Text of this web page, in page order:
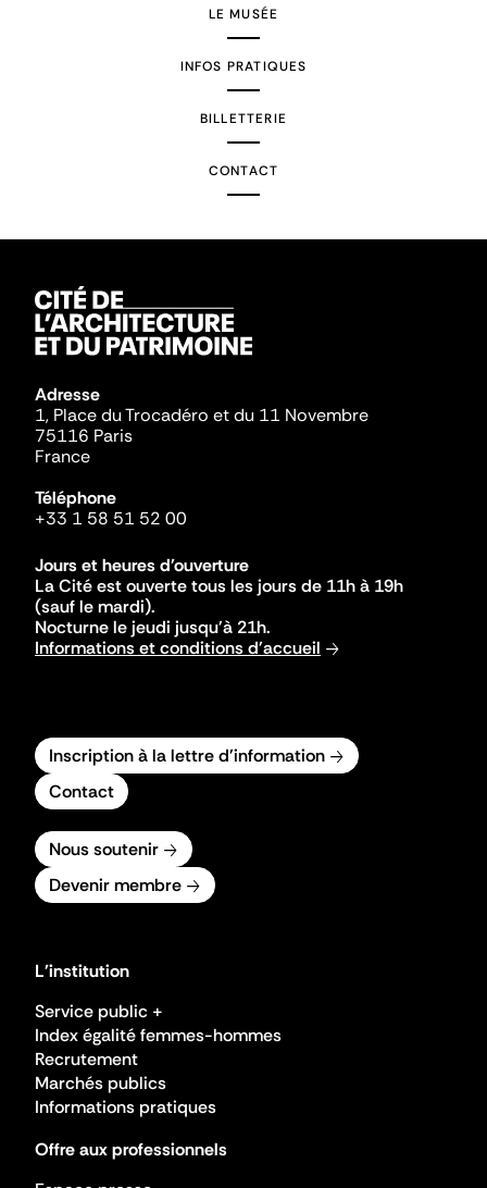
LE MUSÉE
INFOS PRATIQUES
BILLETTERIE
CONTACT
Adresse
1, Place du Trocadéro et du 11 Novembre
75116 Paris
France
Téléphone
+33 1 58 51 52 00
Jours et heures d'ouverture
La Cité est ouverte tous les jours de 11h à 19h
(sauf le mardi).
Nocturne le jeudi jusqu'à 21h.
Informations et conditions d'accueil
Inscription à la lettre d'information
Contact
Nous soutenir
Devenir membre
L'institution
Service public +
Index égalité femmes-hommes
Recrutement
Marchés publics
Informations pratiques
Offre aux professionnels